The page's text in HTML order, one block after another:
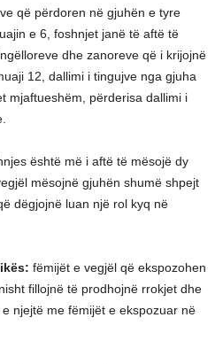
që përdoren në gjuhën e tyre
e 6, foshnjet janë të aftë të
dhe zanoreve që i krijojnë
12, dallimi i tingujve nga gjuha
mjaftueshëm, përderisa dallimi i
është më i aftë të mësojë dy
mësojnë gjuhën shumë shpejt
dëgjojnë luan një rol kyq në
fëmijët e vegjël që ekspozohen
fillojnë të prodhojnë rrokjet dhe
njejtë me fëmijët e ekspozuar në